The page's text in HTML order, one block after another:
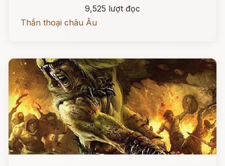
9,525 lượt đọc
Thần thoại châu Âu